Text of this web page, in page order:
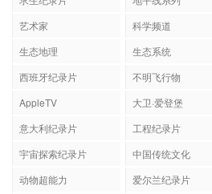
艺术家
科学频道
生态地理
生态系统
西班牙纪录片
不明飞行物
AppleTV
大卫·爱登堡
意大利纪录片
工程纪录片
宇宙探索纪录片
中国传统文化
动物超能力
爱尔兰纪录片